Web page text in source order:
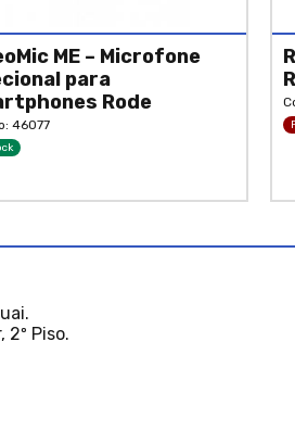
ME – Microfone
para
Rode
46077
2º Piso.